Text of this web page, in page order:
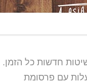
חדשות כל הזמן.
עם פרסומת